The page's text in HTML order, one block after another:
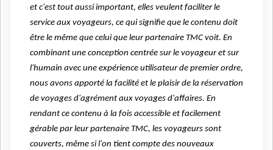
et c'est tout aussi important, elles veulent faciliter le
service aux voyageurs, ce qui signifie que le contenu doit
être le même que celui que leur partenaire TMC voit. En
combinant une conception centrée sur le voyageur et sur
l'humain avec une expérience utilisateur de premier ordre,
nous avons apporté la facilité et le plaisir de la réservation
de voyages d'agrément aux voyages d'affaires. En
rendant ce contenu à la fois accessible et facilement
gérable par leur partenaire TMC, les voyageurs sont
couverts, même si l'on tient compte des nouveaux